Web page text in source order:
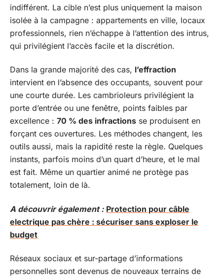
indifférent. La cible n’est plus uniquement la maison
isolée à la campagne : appartements en ville, locaux
professionnels, rien n’échappe à l’attention des intrus,
qui privilégient l’accès facile et la discrétion.
Dans la grande majorité des cas, l’effraction
intervient en l’absence des occupants, souvent pour
une courte durée. Les cambrioleurs privilégient la
porte d’entrée ou une fenêtre, points faibles par
excellence : 70 % des infractions se produisent en
forçant ces ouvertures. Les méthodes changent, les
outils aussi, mais la rapidité reste la règle. Quelques
instants, parfois moins d’un quart d’heure, et le mal
est fait. Même un quartier animé ne protège pas
totalement, loin de là.
A découvrir également : Protection pour câble
electrique pas chère : sécuriser sans exploser le
budget
Réseaux sociaux et sur-partage d’informations
personnelles sont devenus de nouveaux terrains de